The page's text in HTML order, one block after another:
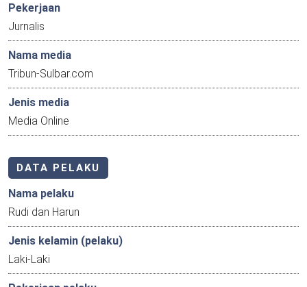
Pekerjaan
Jurnalis
Nama media
Tribun-Sulbar.com
Jenis media
Media Online
DATA PELAKU
Nama pelaku
Rudi dan Harun
Jenis kelamin (pelaku)
Laki-Laki